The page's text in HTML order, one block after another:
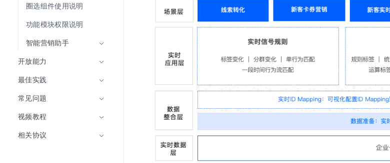
圈选组件使用说明
功能模块权限说明
智能营销助手
开放能力
最佳实践
常见问题
视频教程
相关协议